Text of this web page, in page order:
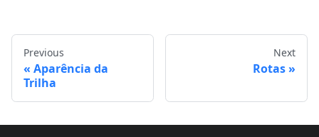
Previous
Aparência da
Trilha
Next
Rotas